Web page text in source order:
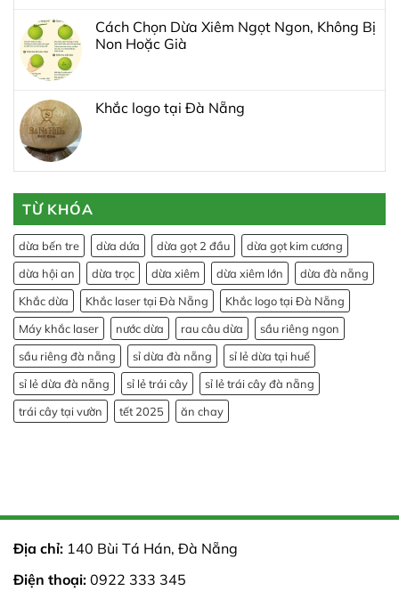
Cách Chọn Dừa Xiêm Ngọt Ngon, Không Bị
Non Hoặc Già
Khắc logo tại Đà Nẵng
TỪ KHÓA
dừa bến tre dừa dứa dừa gọt 2 đầu
dừa gọt kim cương
dừa hội an
dừa trọc dừa xiêm dừa xiêm lớn
dừa đà nẵng
Khắc dừa
Khắc laser tại Đà Nẵng
Khắc logo tại Đà Nẵng
Máy khắc laser
nước dừa rau câu dừa
sầu riêng ngon
sầu riêng đà nẵng
sỉ dừa đà nẵng
sỉ lẻ dừa tại huế
sỉ lẻ dừa đà nẵng
sỉ lẻ trái cây
sỉ lẻ trái cây đà nẵng
trái cây tại vườn
tết 2025 ăn chay
Địa chỉ: 140 Bùi Tá Hán, Đà Nẵng
Điện thoại: 0922 333 345